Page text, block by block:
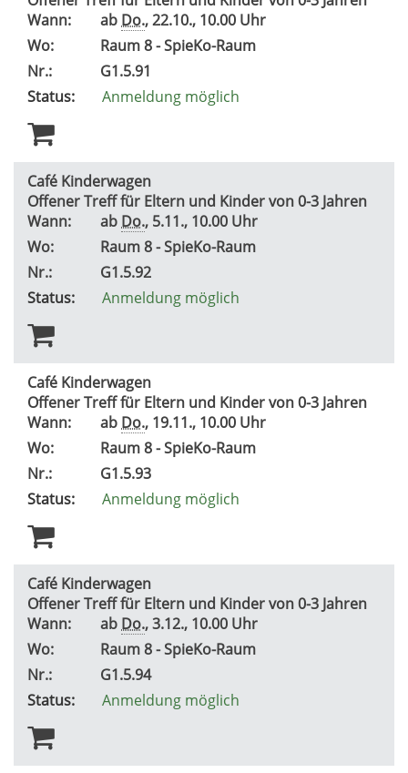
Wann:
ab Do., 22.10., 10.00 Uhr
Wo:
Raum 8 - SpieKo-Raum
Nr.:
G1.5.91
Status:
Anmeldung möglich
Café Kinderwagen
Offener Treff für Eltern und Kinder von 0-3 Jahren
Wann:
ab Do., 5.11., 10.00 Uhr
Wo:
Raum 8 - SpieKo-Raum
Nr.:
G1.5.92
Status:
Anmeldung möglich
Café Kinderwagen
Offener Treff für Eltern und Kinder von 0-3 Jahren
Wann:
ab Do., 19.11., 10.00 Uhr
Wo:
Raum 8 - SpieKo-Raum
Nr.:
G1.5.93
Status:
Anmeldung möglich
Café Kinderwagen
Offener Treff für Eltern und Kinder von 0-3 Jahren
Wann:
ab Do., 3.12., 10.00 Uhr
Wo:
Raum 8 - SpieKo-Raum
Nr.:
G1.5.94
Status:
Anmeldung möglich